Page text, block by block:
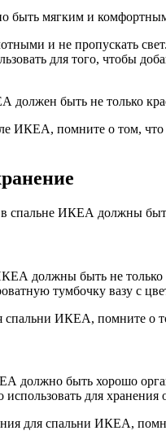
быть мягким и
и не пропускать свет.
для того, чтобы
должен быть не только
ИКЕА, помните о том, что
в спальне ИКЕА должны
должны быть не
тумбочку вазу с
спальни ИКЕА, помните о
должно быть хорошо
для хранения
для спальни ИКЕА,